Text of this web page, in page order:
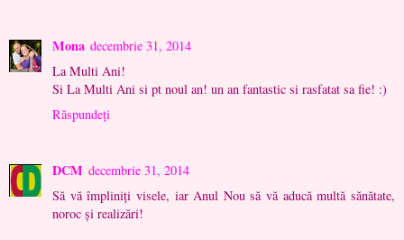
Mona decembrie 31, 2014
La Multi Ani!
Si La Multi Ani si pt noul an! un an fantastic si rasfatat sa fie! :)
Răspundeți
DCM decembrie 31, 2014
Să vă împliniți visele, iar Anul Nou să vă aducă multă sănătate,
noroc și realizări!